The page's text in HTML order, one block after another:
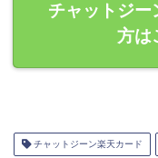
チャットジー
方は
チャットジーン楽天カード